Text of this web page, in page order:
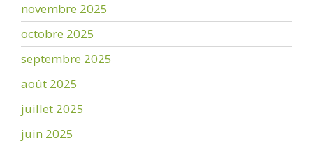
novembre 2025
octobre 2025
septembre 2025
août 2025
juillet 2025
juin 2025